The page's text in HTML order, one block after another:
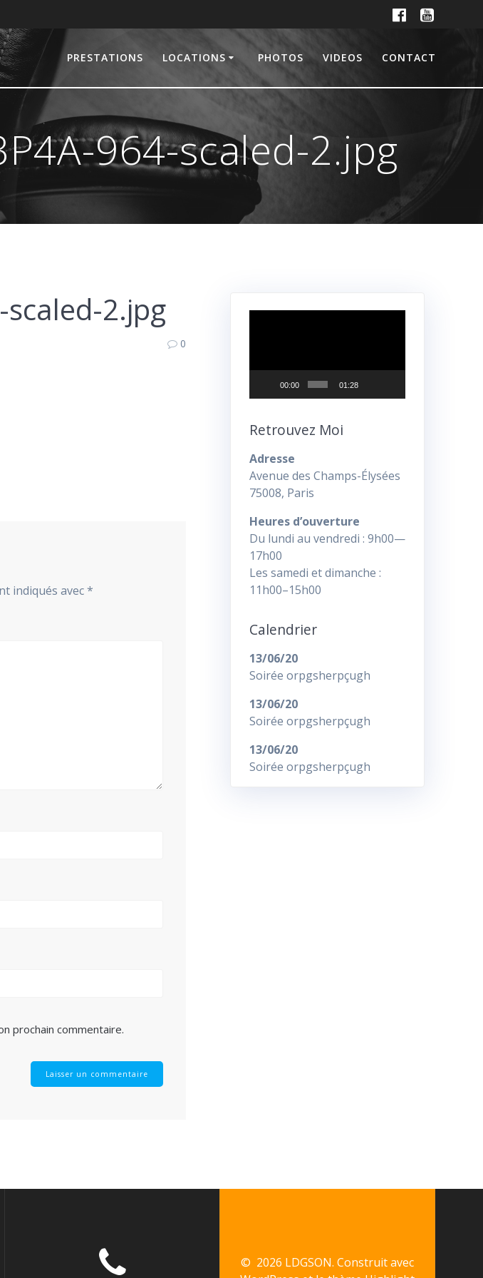
PRESTATIONS LOCATIONS PHOTOS VIDEOS CONTACT
964-scaled-2.jpg
2.jpg
0
indiqués avec*
prochain commentaire.
00:00 01:28
Retrouvez Moi
Adresse
Avenue des Champs-Élysées
75008, Paris
Heures d’ouverture
Du lundi au vendredi : 9h00—
17h00
Les samedi et dimanche :
11h00–15h00
Calendrier
13/06/20
Soirée orpgsherpçugh
13/06/20
Soirée orpgsherpçugh
13/06/20
Soirée orpgsherpçugh
© 2026 LDGSON. Construit avec